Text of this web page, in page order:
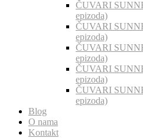
ČUVARI
epizoda)
ČUVARI
epizoda)
ČUVARI
epizoda)
ČUVARI
epizoda)
ČUVARI
epizoda)
Blog
O nama
Kontakt